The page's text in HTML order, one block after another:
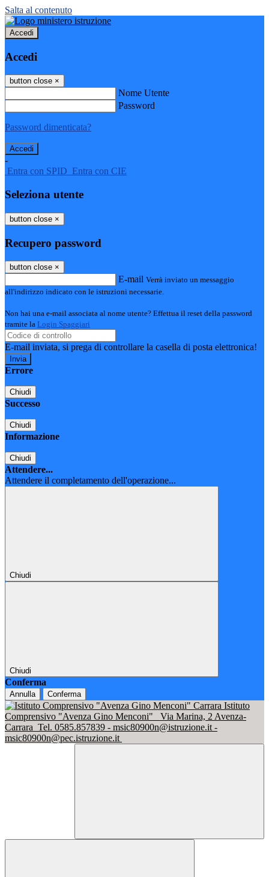
Salta al contenuto
Accedi
Accedi
button close ×
Nome Utente
Password
Password dimenticata?
-
Entra con SPID Entra con CIE
Seleziona utente
button close ×
Recupero password
button close ×
E-mail Verrà inviato un messaggio
all'indirizzo indicato con le istruzioni necessarie.
Non hai una e-mail associata al nome utente? Effettua il reset della password
tramite la Login Spaggiari
E-mail inviata, si prega di controllare la casella di posta elettronica!
Errore
Chiudi
Successo
Chiudi
Informazione
Chiudi
Attendere...
Attendere il completamento dell'operazione...
Chiudi
Chiudi
Conferma
Annulla Conferma
Istituto
Comprensivo "Avenza Gino Menconi"
Via Marina, 2 Avenza-
Carrara Tel. 0585.857839 - msic80900n@istruzione.it -
msic80900n@pec.istruzione.it